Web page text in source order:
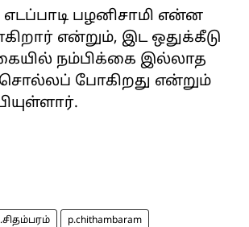
பழனிசாமி என்ன
என்றும், இட ஒதுக்கீடு
நம்பிக்கை இல்லாத
போகிறது என்றும்
p.chithambaram